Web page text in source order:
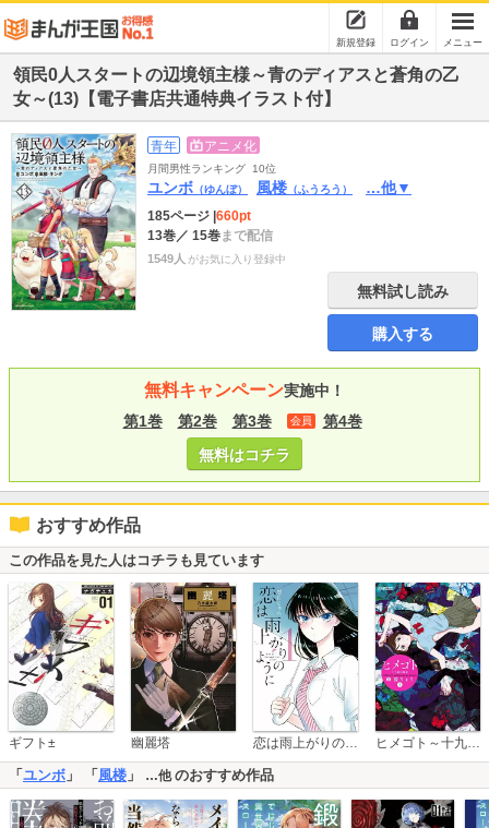
新規登録 ログイン メニュー
領民0人スタートの辺境領主様～青のディアスと蒼角の乙
女～(13)【電子書店共通特典イラスト付】
青年 アニメ化
月間男性ランキング 10位
ユンボ （ゆんぼ） 風楼 （ふうろう） …他▼
185ページ 660pt
13巻／ 15巻まで配信
1549人 がお気に入り登録中
無料試し読み
購入する
無料キャンペーン実施中！
第1巻
第2巻 第3巻 会員
第4巻
無料はコチラ
おすすめ作品
この作品を見た人はコチラも見ています
ギフト± 幽麗塔 恋は雨上がりのように ヒメゴト～十九歳の制服～
「 ユンボ 」 「 風楼 」 …他のおすすめ作品